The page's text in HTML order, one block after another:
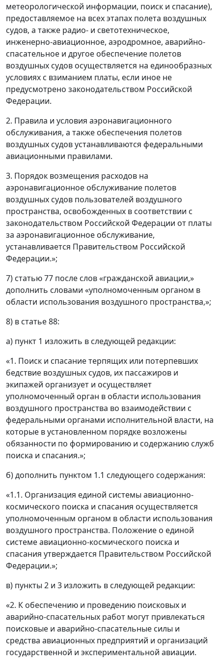
метеорологической информации, поиск и спасание),
предоставляемое на всех этапах полета воздушных
судов, а также радио- и светотехническое,
инженерно-авиационное, аэродромное, аварийно-
спасательное и другое обеспечение полетов
воздушных судов осуществляется на единообразных
условиях с взиманием платы, если иное не
предусмотрено законодательством Российской
Федерации.
2. Правила и условия аэронавигационного
обслуживания, а также обеспечения полетов
воздушных судов устанавливаются федеральными
авиационными правилами.
3. Порядок возмещения расходов на
аэронавигационное обслуживание полетов
воздушных судов пользователей воздушного
пространства, освобожденных в соответствии с
законодательством Российской Федерации от платы
за аэронавигационное обслуживание,
устанавливается Правительством Российской
Федерации.»;
7) статью 77 после слов «гражданской авиации,»
дополнить словами «уполномоченным органом в
области использования воздушного пространства,»;
8) в статье 88:
а) пункт 1 изложить в следующей редакции:
«1. Поиск и спасание терпящих или потерпевших
бедствие воздушных судов, их пассажиров и
экипажей организует и осуществляет
уполномоченный орган в области использования
воздушного пространства во взаимодействии с
федеральными органами исполнительной власти, на
которые в установленном порядке возложены
обязанности по формированию и содержанию служб
поиска и спасания.»;
б) дополнить пунктом 1.1 следующего содержания:
«1.1. Организация единой системы авиационно-
космического поиска и спасания осуществляется
уполномоченным органом в области использования
воздушного пространства. Положение о единой
системе авиационно-космического поиска и
спасания утверждается Правительством Российской
Федерации.»;
в) пункты 2 и 3 изложить в следующей редакции:
«2. К обеспечению и проведению поисковых и
аварийно-спасательных работ могут привлекаться
поисковые и аварийно-спасательные силы и
средства авиационных предприятий и организаций
государственной и экспериментальной авиации.